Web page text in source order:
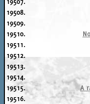
19508.
19509.
19510.
19511.
19512.
19513.
19514.
19515.
A
19516.